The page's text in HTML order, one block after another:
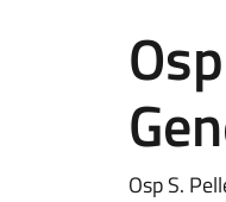
Osp S.